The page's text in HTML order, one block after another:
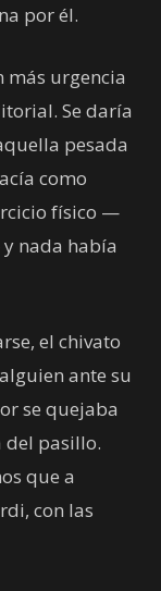
por él.
más urgencia
Se daría
pesada
como
físico —
nada había
el chivato
ante su
se quejaba
del pasillo.
que a
con las